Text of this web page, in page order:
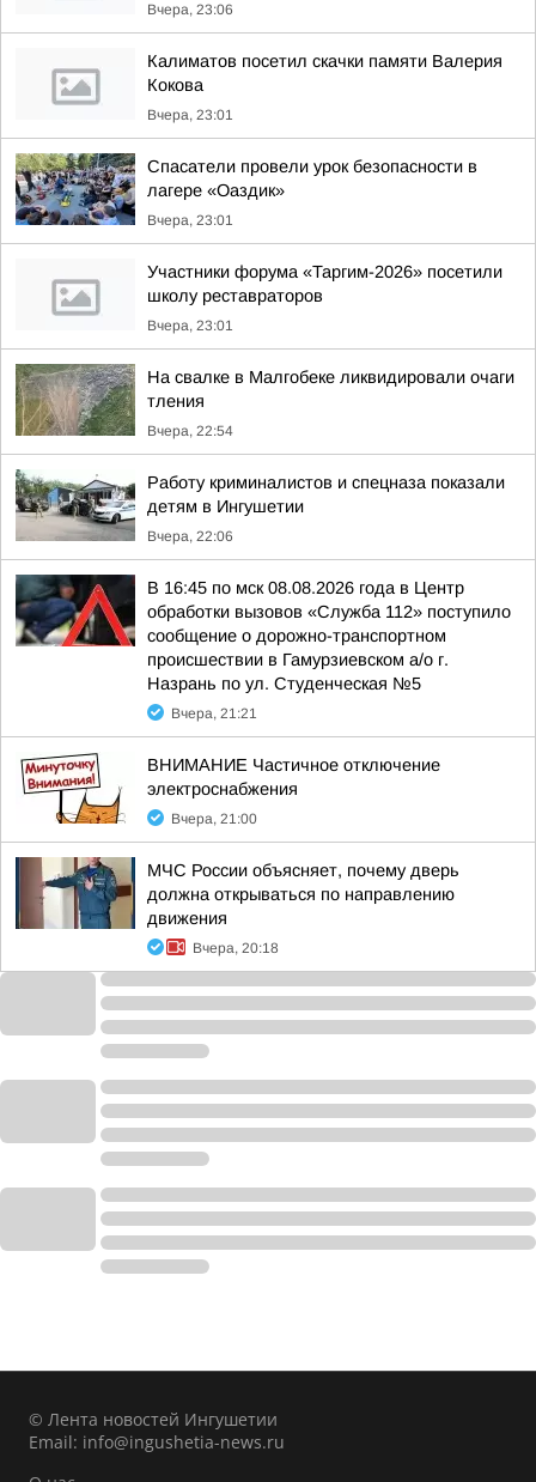
Вчера, 23:06
Калиматов посетил скачки памяти Валерия
Кокова
Вчера, 23:01
Спасатели провели урок безопасности в
лагере «Оаздик»
Вчера, 23:01
Участники форума «Таргим-2026» посетили
школу реставраторов
Вчера, 23:01
На свалке в Малгобеке ликвидировали очаги
тления
Вчера, 22:54
Работу криминалистов и спецназа показали
детям в Ингушетии
Вчера, 22:06
В 16:45 по мск 08.08.2026 года в Центр
обработки вызовов «Служба 112» поступило
сообщение о дорожно-транспортном
происшествии в Гамурзиевском а/о г.
Назрань по ул. Студенческая №5
Вчера, 21:21
ВНИМАНИЕ Частичное отключение
электроснабжения
Вчера, 21:00
МЧС России объясняет, почему дверь
должна открываться по направлению
движения
Вчера, 20:18
© Лента новостей Ингушетии
Email: info@ingushetia-news.ru